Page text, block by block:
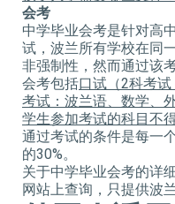
会考
中学毕业会考是针对高
试，波兰所有学校在同
非强制性，然而通过该
会考包括口试（2科考试
考试：波兰语、数学、
学生参加考试的科目不
通过考试的条件是每一
的30%。
关于中学毕业会考的详
网站上查询，只提供波兰